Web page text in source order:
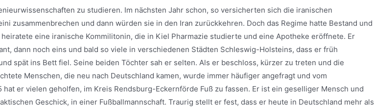
zu studieren. Im nächsten Jahr schon, so versicherten sich die iranischen
zusammenbrechen und dann würden sie in den Iran zurückkehren. Doch das Regime hatte Bestand und
eine iranische Kommilitonin, die in Kiel Pharmazie studierte und eine Apotheke eröffnete. Er
dann noch eins und bald so viele in verschiedenen Städten Schleswig-Holsteins, dass er früh
spät ins Bett fiel. Seine beiden Töchter sah er selten. Als er beschloss, kürzer zu treten und die
Menschen, die neu nach Deutschland kamen, wurde immer häufiger angefragt und vom
er vielen geholfen, im Kreis Rendsburg-Eckernförde Fuß zu fassen. Er ist ein geselliger Mensch und
Geschick, in einer Fußballmannschaft. Traurig stellt er fest, dass er heute in Deutschland mehr als